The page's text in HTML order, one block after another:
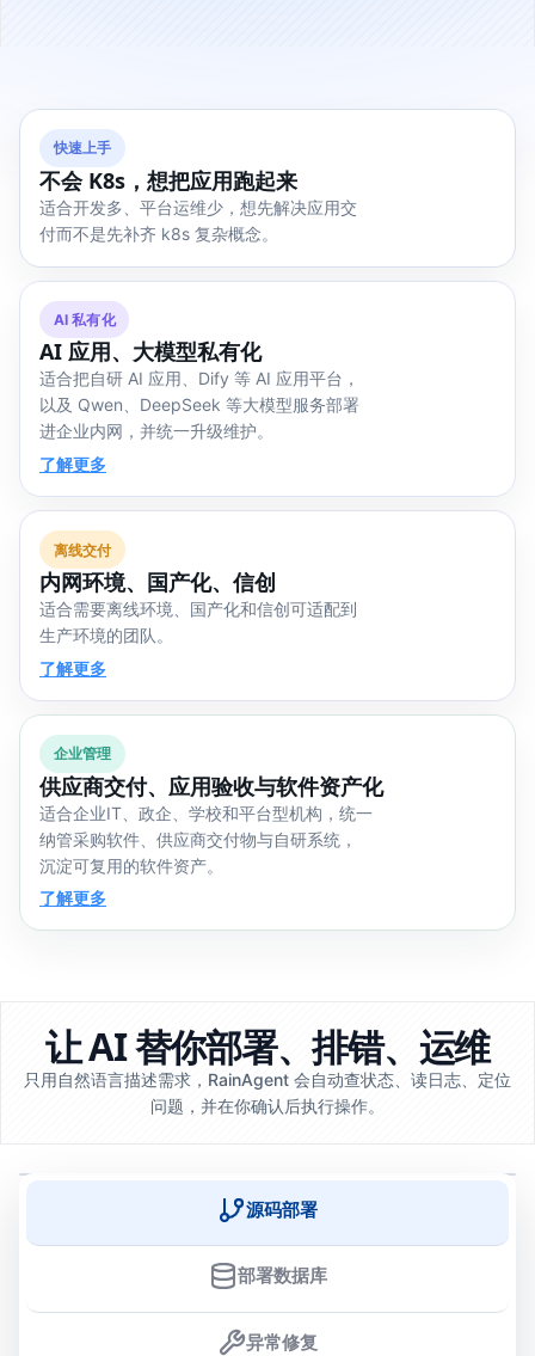
快速上手
不会 K8s，想把应用跑起来
适合开发多、平台运维少，想先解决应用交
付而不是先补齐 k8s 复杂概念。
AI 私有化
AI 应用、大模型私有化
适合把自研 AI 应用、Dify 等 AI 应用平台，
以及 Qwen、DeepSeek 等大模型服务部署
进企业内网，并统一升级维护。
了解更多
离线交付
内网环境、国产化、信创
适合需要离线环境、国产化和信创可适配到
生产环境的团队。
了解更多
企业管理
供应商交付、应用验收与软件资产化
适合企业IT、政企、学校和平台型机构，统一
纳管采购软件、供应商交付物与自研系统，
沉淀可复用的软件资产。
了解更多
让 AI 替你部署、排错、运维
只用自然语言描述需求，RainAgent 会自动查状态、读日志、定位
问题，并在你确认后执行操作。
源码部署
部署数据库
异常修复